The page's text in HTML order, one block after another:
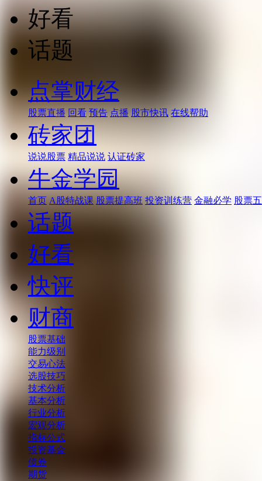
好看
话题
点掌财经
股票直播 回看 预告 点播 股市快讯 在线帮助
砖家团
说说股票 精品说说 认证砖家
牛金学园
首页 A股特战课 股票提高班 投资训练营 金融必学 股票
话题
好看
快评
财商
股票基础
能力级别
交易心法
选股技巧
技术分析
基本分析
行业分析
宏观分析
指标公式
投资基金
债券
期货